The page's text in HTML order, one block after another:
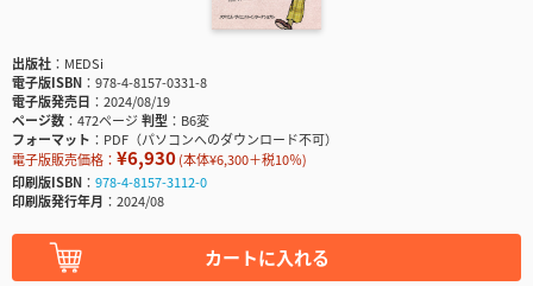
出版社
MEDSi
電子版ISBN
978-4-8157-0331-8
電子版発売日
2024/08/19
ページ数
472ページ判型
B6変
フォーマット
PDF（パソコンへのダウンロード不可）
電子版販売価格： ¥6,930(本体¥6,300＋税10％)
印刷版ISBN
978-4-8157-3112-0
印刷版発行年月
2024/08
カートに入れる